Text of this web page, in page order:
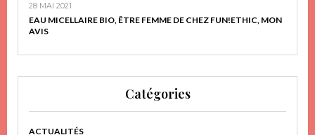
28 MAI 2021
EAU MICELLAIRE BIO, ÊTRE FEMME DE CHEZ FUN!ETHIC, MON
AVIS
Catégories
ACTUALITÉS